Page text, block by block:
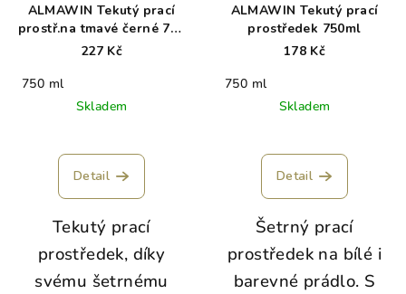
ALMAWIN Tekutý prací
prostř.na tmavé černé 750
ml
227 Kč
750 ml
Skladem
hodnocení
produktu
z
5
hvězdiček.
Detail
Tekutý prací
prostředek, díky
svému šetrnému
ALMAWIN Tekutý prací
prostředek 750ml
178 Kč
750 ml
Skladem
Detail
Šetrný prací
prostředek na bílé i
barevné prádlo. S